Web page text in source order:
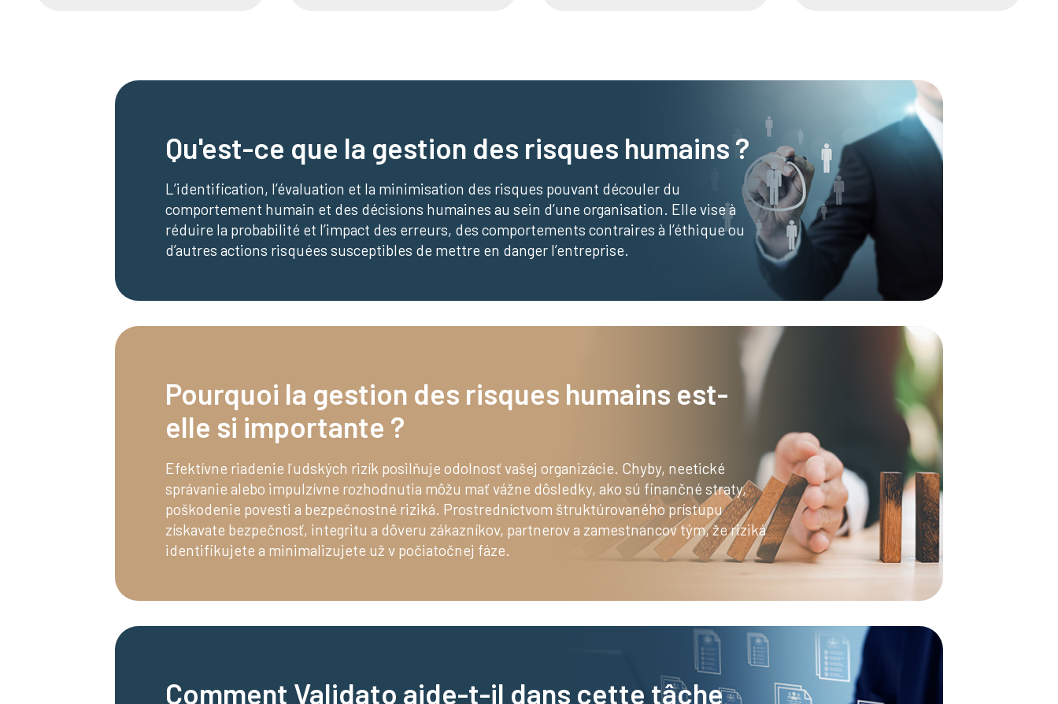
Qu'est-ce que la gestion des risques humains ?
L’identification, l’évaluation et la minimisation des risques pouvant découler du
comportement humain et des décisions humaines au sein d’une organisation. Elle vise à
réduire la probabilité et l’impact des erreurs, des comportements contraires à l’éthique ou
d’autres actions risquées susceptibles de mettre en danger l’entreprise.
Pourquoi la gestion des risques humains est-
elle si importante ?
Efektívne riadenie ľudských rizík posilňuje odolnosť vašej organizácie. Chyby, neetické
správanie alebo impulzívne rozhodnutia môžu mať vážne dôsledky, ako sú finančné straty,
poškodenie povesti a bezpečnostné riziká. Prostredníctvom štruktúrovaného prístupu
získavate bezpečnosť, integritu a dôveru zákazníkov, partnerov a zamestnancov tým, že riziká
identifikujete a minimalizujete už v počiatočnej fáze.
Comment Validato aide-t-il dans cette tâche